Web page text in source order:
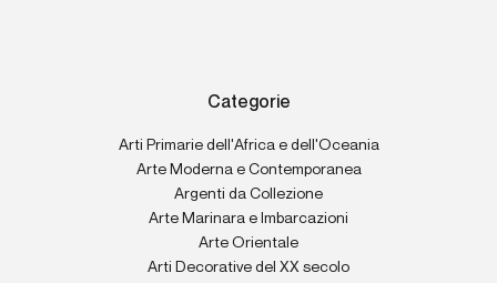
Categorie
Arti Primarie dell'Africa e dell'Oceania
Arte Moderna e Contemporanea
Argenti da Collezione
Arte Marinara e Imbarcazioni
Arte Orientale
Arti Decorative del XX secolo